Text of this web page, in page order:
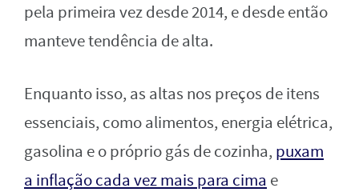
pela primeira vez desde 2014, e desde então
manteve tendência de alta.
Enquanto isso, as altas nos preços de itens
essenciais, como alimentos, energia elétrica,
gasolina e o próprio gás de cozinha, puxam
a inflação cada vez mais para cima e